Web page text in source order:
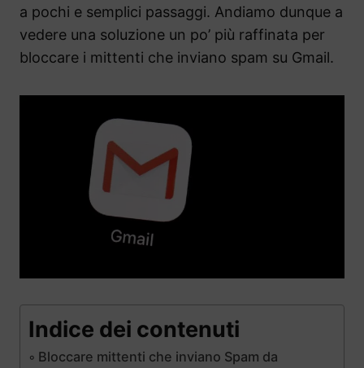
a pochi e semplici passaggi. Andiamo dunque a
vedere una soluzione un po’ più raffinata per
bloccare i mittenti che inviano spam su Gmail.
Indice dei contenuti
Bloccare mittenti che inviano Spam da